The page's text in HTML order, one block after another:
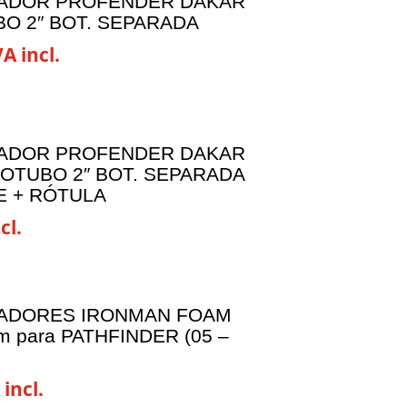
hasta
496,00€
2″ BOT. SEPARADA
incl.
PROFENDER DAKAR
2″ BOT. SEPARADA
+ RÓTULA
IRONMAN FOAM
para PATHFINDER (05 –
incl.